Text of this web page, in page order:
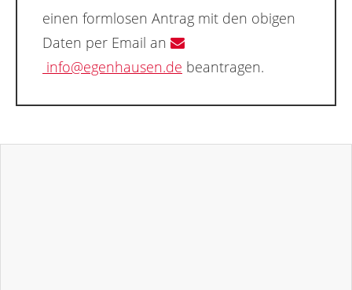
einen formlosen Antrag mit den obigen
Daten per Email an
info@egenhausen.de beantragen.